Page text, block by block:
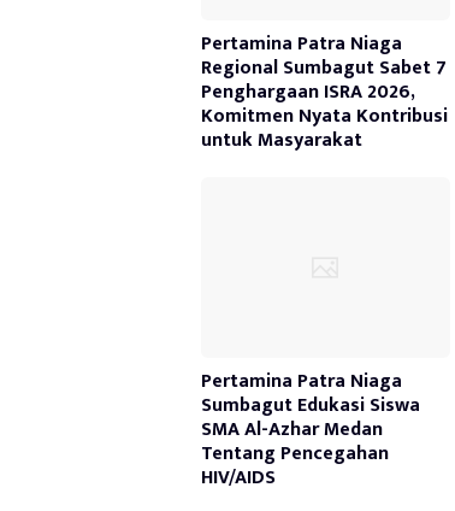
Pertamina Patra Niaga
Regional Sumbagut Sabet 7
Penghargaan ISRA 2026,
Komitmen Nyata Kontribusi
untuk Masyarakat
Pertamina Patra Niaga
Sumbagut Edukasi Siswa
SMA Al-Azhar Medan
Tentang Pencegahan
HIV/AIDS